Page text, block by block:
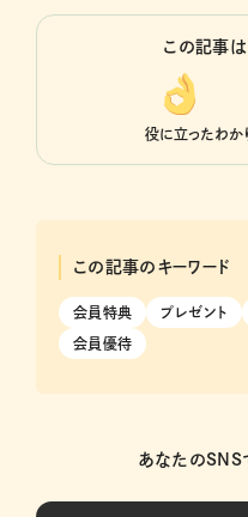
この記事
役に立ったわか
この記事のキーワード
会員特典 プレゼント
会員優待
あなたのSNS